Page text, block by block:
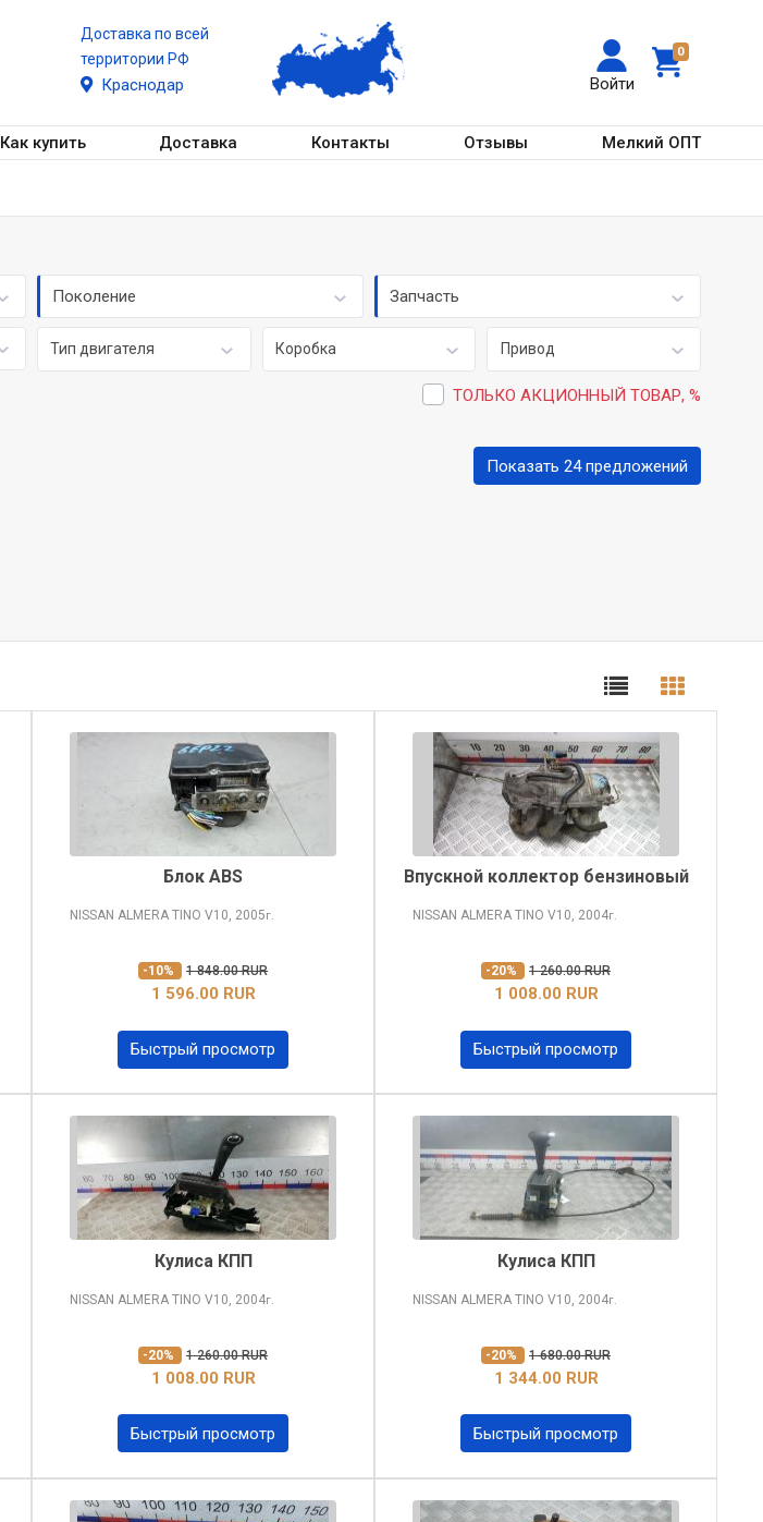
0
Войти
Доставка по всей
территории РФ
Краснодар
Как купить Доставка Контакты Отзывы Мелкий ОПТ
Поколение Запчасть
Тип двигателя Коробка Привод
ТОЛЬКО АКЦИОННЫЙ ТОВАР, %
Показать 24 предложений
Блок ABS
NISSAN ALMERA TINO V10, 2005г.
-10% 1 848.00 RUR
1 596.00 RUR
Быстрый просмотр
Впускной коллектор бензиновый
NISSAN ALMERA TINO V10, 2004г.
-20% 1 260.00 RUR
1 008.00 RUR
Быстрый просмотр
Кулиса КПП
NISSAN ALMERA TINO V10, 2004г.
-20% 1 260.00 RUR
1 008.00 RUR
Быстрый просмотр
Кулиса КПП
NISSAN ALMERA TINO V10, 2004г.
-20% 1 680.00 RUR
1 344.00 RUR
Быстрый просмотр